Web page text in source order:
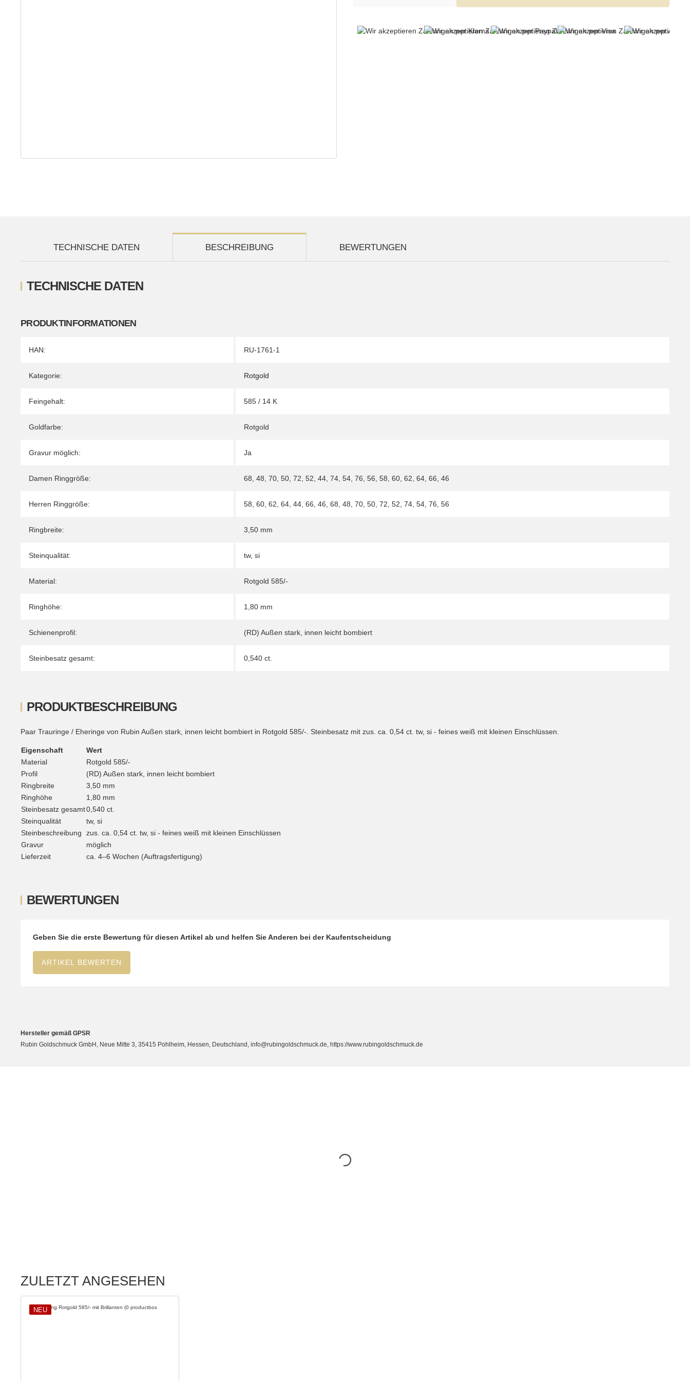
TECHNISCHE DATEN BESCHREIBUNG BEWERTUNGEN
TECHNISCHE DATEN
PRODUKTINFORMATIONEN
Produkteigenschaft
Wert
HAN: RU-1761-1
Kategorie: Rotgold
Feingehalt: 585 / 14 K
Goldfarbe: Rotgold
Gravur möglich: Ja
Damen Ringgröße: 68 48 70 50 72 52 44 74 54 76 56 58 60 62 64 66 46
Herren Ringgröße: 58 60 62 64 44 66 46 68 48 70 50 72 52 74 54 76 56
Ringbreite: 3,50 mm
Steinqualität: tw, si
Material: Rotgold 585/-
Ringhöhe: 1,80 mm
Schienenprofil: (RD) Außen stark, innen leicht bombiert
Steinbesatz gesamt: 0,540 ct.
PRODUKTBESCHREIBUNG
Paar Trauringe / Eheringe von Rubin Außen stark, innen leicht bombiert in Rotgold 585/-. Steinbesatz mit zus. ca. 0,54 ct. tw, si - feines weiß mit kleinen Einschlüssen.
Eigenschaft
Wert
Material
Rotgold 585/-
Profil
(RD) Außen stark, innen leicht bombiert
Ringbreite
3,50 mm
Ringhöhe
1,80 mm
Steinbesatz gesamt0,540 ct.
Steinqualität
tw, si
Steinbeschreibung
zus. ca. 0,54 ct. tw, si - feines weiß mit kleinen Einschlüssen
Gravur
möglich
Lieferzeit
ca. 4–6 Wochen (Auftragsfertigung)
BEWERTUNGEN
Geben Sie die erste Bewertung für diesen Artikel ab und helfen Sie Anderen bei der Kaufentscheidung
ARTIKEL BEWERTEN
Hersteller gemäß GPSR
Rubin Goldschmuck GmbH, Neue Mitte 3, 35415 Pohlheim, Hessen, Deutschland, info@rubingoldschmuck.de, https://www.rubingoldschmuck.de
ZULETZT ANGESEHEN
NEU